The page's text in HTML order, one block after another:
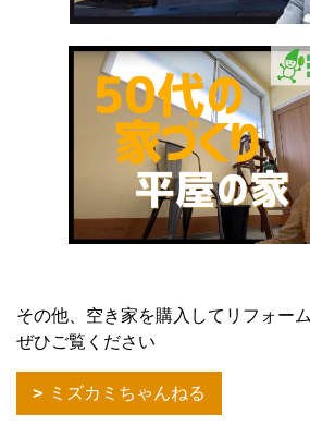
その他、空き家を購入してリフォー
ぜひご覧ください
ミズカミちゃんねる